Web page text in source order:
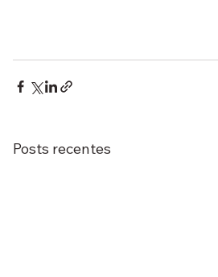
Posts recentes